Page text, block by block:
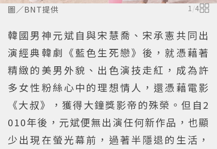
圖／BNT提供 1 /4
韓國男神元斌自與宋慧喬、宋承憲共同出
演經典韓劇《藍色生死戀》後，就憑藉著
精緻的美男外貌、出色演技走紅，成為許
多女性粉絲心中的理想情人，還憑藉電影
《大叔》，獲得大鐘獎影帝的殊榮。但自2
010年後，元斌便無出演任何新作品，也顯
少出現在螢光幕前，過著半隱退的生活，